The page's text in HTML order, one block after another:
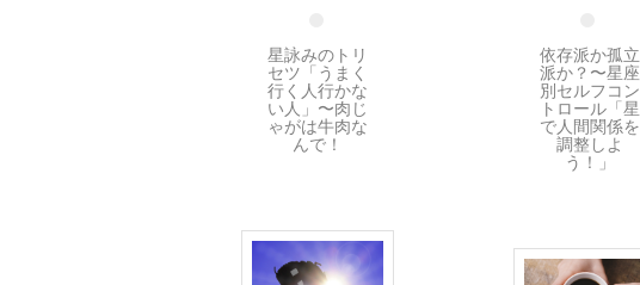
星詠みのトリ
セツ「うまく
行く人行かな
い人」〜肉じ
ゃがは牛肉な
んで！
依存派か孤立
派か？〜星座
別セルフコン
トロール「星
で人間関係を
調整しよ
う！」